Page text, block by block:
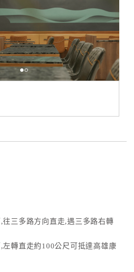
往三多路方向直走,遇三多路右轉
左轉直走約100公尺可抵達高雄康